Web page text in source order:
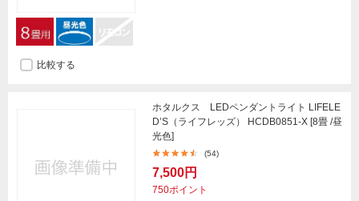
比較する
ホタルクス LEDペンダントライト LIFELE
D’S（ライフレッズ） HCDB0851-X [8畳 /昼
光色]
(54)
7,500円
750ポイント